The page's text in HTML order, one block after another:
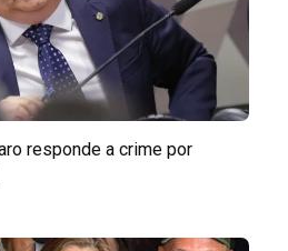
responde a crime por